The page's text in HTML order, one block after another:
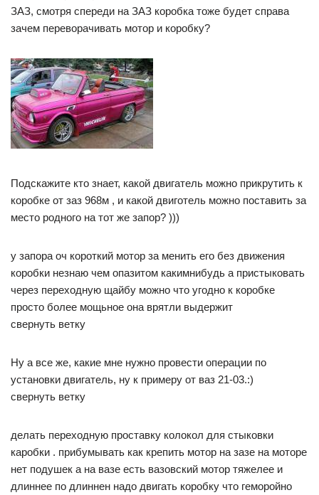
ЗАЗ, смотря спереди на ЗАЗ коробка тоже будет справа
зачем переворачивать мотор и коробку?
Подскажите кто знает, какой двигатель можно прикрутить к
коробке от заз 968м , и какой двиготель можно поставить за
место родного на тот же запор? )))
у запора оч короткий мотор за менить его без движения
коробки незнаю чем опазитом какимнибудь а пристыковать
через переходную щайбу можно что угодно к коробке
просто более мощьное она врятли выдержит
свернуть ветку
Ну а все же, какие мне нужно провести операции по
установки двигатель, ну к примеру от ваз 21-03.:)
свернуть ветку
делать переходную проставку колокол для стыковки
каробки . прибумывать как крепить мотор на зазе на моторе
нет подушек а на вазе есть вазовский мотор тяжелее и
длиннее по длиннен надо двигать коробку что геморойно